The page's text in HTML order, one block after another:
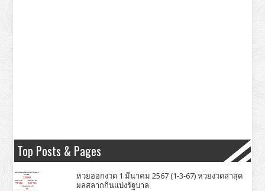
Top Posts & Pages
หวยออกงวด 1 มีนาคม 2567 (1-3-67) หวยงวดล่าสุด
ผลสลากกินแบ่งรัฐบาล